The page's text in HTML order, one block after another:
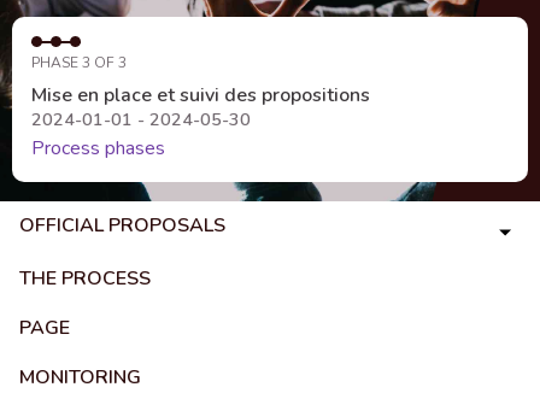
PHASE 3 OF 3
Mise en place et suivi des propositions
2024-01-01 - 2024-05-30
Process phases
OFFICIAL PROPOSALS
THE PROCESS
PAGE
MONITORING